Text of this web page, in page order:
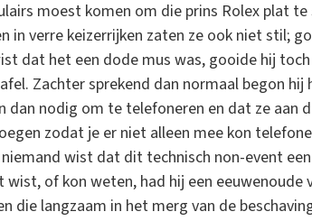
moest komen om die prins Rolex plat
in verre keizerrijken zaten ze ook niet stil;
dat het een dode mus was, gooide hij
Zachter sprekend dan normaal begon
dan nodig om te telefoneren en dat ze aan
zodat je er niet alleen mee kon
wist dat dit technisch non-event
of kon weten, had hij een eeuwenoude
die langzaam in het merg van de